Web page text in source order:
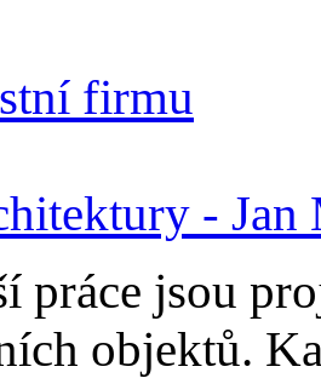
firmu
- Jan
práce jsou
objektů.